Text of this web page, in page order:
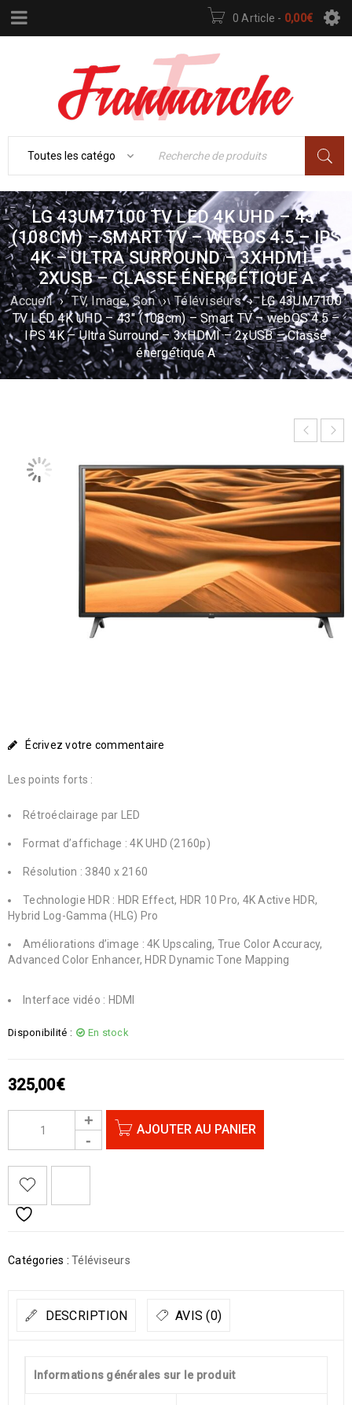
0 Article - 0,00€
LG 43UM7100 TV LED 4K UHD – 43″
(108CM) – SMART TV – WEBOS 4.5 – IPS
4K – ULTRA SURROUND – 3XHDMI –
2XUSB – CLASSE ÉNERGÉTIQUE A
Accueil › TV, Image, Son › Téléviseurs › LG 43UM7100
TV LED 4K UHD – 43″ (108cm) – Smart TV – webOS 4.5 –
IPS 4K – Ultra Surround – 3xHDMI – 2xUSB – Classe
énergétique A
Écrivez votre commentaire
Les points forts :
Rétroéclairage par LED
Format d’affichage : 4K UHD (2160p)
Résolution : 3840 x 2160
Technologie HDR : HDR Effect, HDR 10 Pro, 4K Active HDR,
Hybrid Log-Gamma (HLG) Pro
Améliorations d’image : 4K Upscaling, True Color Accuracy,
Advanced Color Enhancer, HDR Dynamic Tone Mapping
Interface vidéo : HDMI
Disponibilité : En stock
325,00€
AJOUTER AU PANIER
Catégories : Téléviseurs
DESCRIPTION AVIS (0)
Informations générales sur le produit